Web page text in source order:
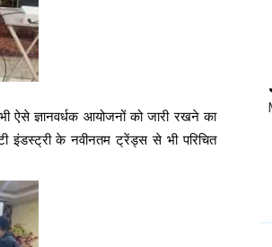
भी ऐसे ज्ञानवर्धक आयोजनों को जारी रखने का
इंडस्ट्री के नवीनतम ट्रेंड्स से भी परिचित